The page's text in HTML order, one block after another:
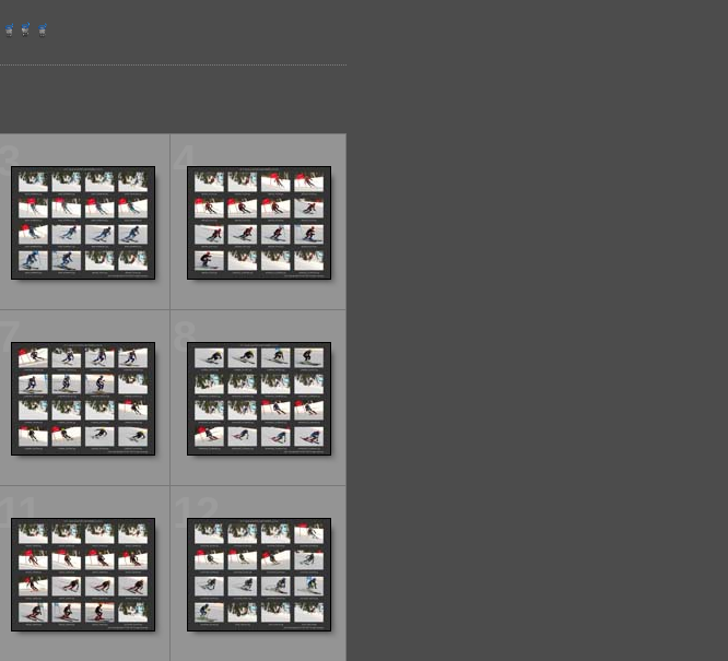
3 4
7 8
11 12